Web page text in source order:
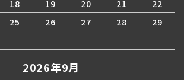
18 19 20 21
22
25 26 27 28
29
2026年9月